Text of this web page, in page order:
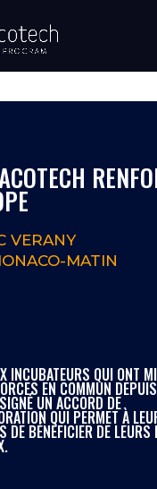
VERANY
MATIN
INCUBATEURS QUI ONT
EN COMMUN
UN ACCORD DE
QUI PERMET À
DE BÉNÉFICIER DE LEURS